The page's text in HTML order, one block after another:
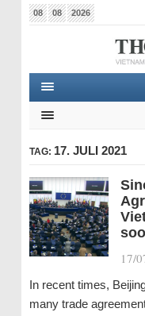
08 08 2026
TAG: 17. JULI 2021
17/
In recent times,
many trade